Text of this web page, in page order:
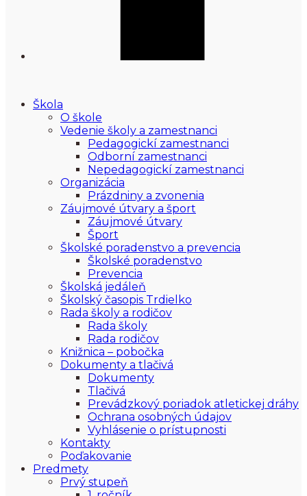
Škola
O škole
Vedenie školy a zamestnanci
Pedagogickí zamestnanci
Odborní zamestnanci
Nepedagogickí zamestnanci
Organizácia
Prázdniny a zvonenia
Záujmové útvary a šport
Záujmové útvary
Šport
Školské poradenstvo a prevencia
Školské poradenstvo
Prevencia
Školská jedáleň
Školský časopis Trdielko
Rada školy a rodičov
Rada školy
Rada rodičov
Knižnica – pobočka
Dokumenty a tlačivá
Dokumenty
Tlačivá
Prevádzkový poriadok atletickej dráhy
Ochrana osobných údajov
Vyhlásenie o prístupnosti
Kontakty
Poďakovanie
Predmety
Prvý stupeň